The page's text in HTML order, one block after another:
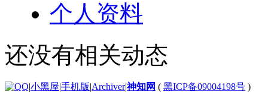
个人资料
还没有相关动态
|小黑屋|手机版|Archiver|神知网 ( 黑ICP备09004198号 )